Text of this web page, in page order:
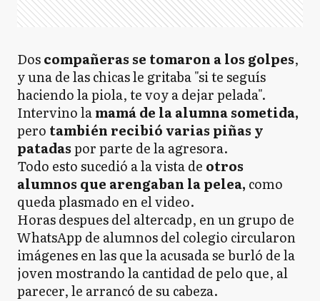
Doscompañeras se tomaron a los golpes,
y una de las chicas le gritaba "si te seguís
haciendo la piola, te voy a dejar pelada".
Intervino lamamá de la alumna sometida,
pero también recibió varias piñas y
patadaspor parte de la agresora.
Todo esto sucedió a la vista de otros
alumnos que arengaban la pelea, como
queda plasmado en el video.
Horas despues del altercadp, en un grupo de
WhatsApp de alumnos del colegio circularon
imágenes en las que la acusada se burló de la
joven mostrando la cantidad de pelo que, al
parecer, le arrancó de su cabeza.